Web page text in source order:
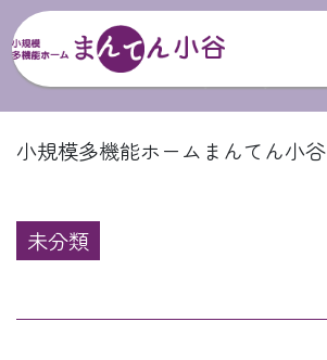
小規模多機能ホームまんてん小谷
未分類